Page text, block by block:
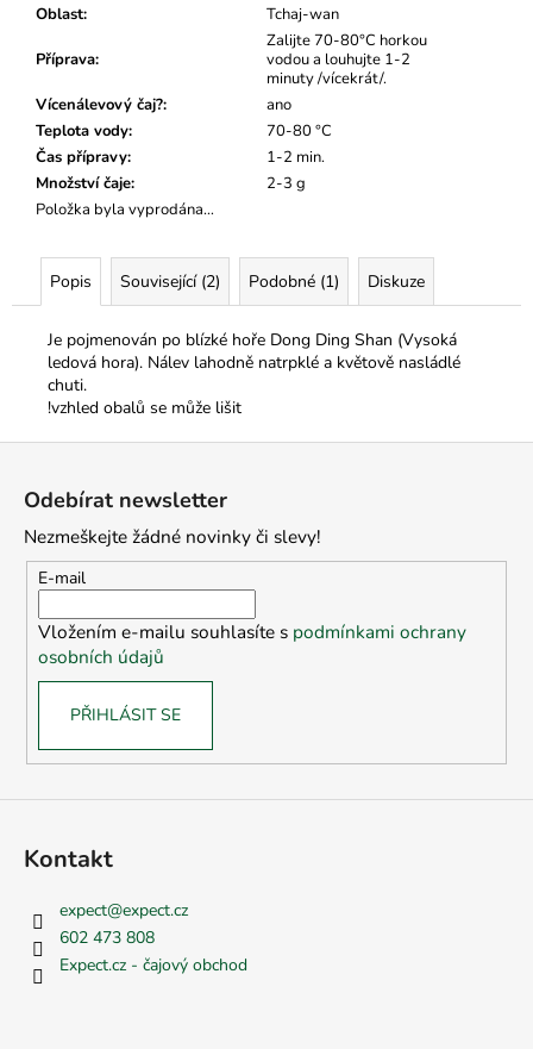
Oblast: Tchaj-wan
Příprava:
Zalijte 70-80°C horkou
vodou a louhujte 1-2
minuty /vícekrát/.
Vícenálevový čaj?:
ano
Teplota vody:
70-80 °C
Čas přípravy:
1-2 min.
Množství čaje:
2-3 g
Položka byla vyprodána…
Popis Související (2) Podobné (1) Diskuze
Je pojmenován po blízké hoře Dong Ding Shan (Vysoká
ledová hora). Nálev lahodně natrpklé a květově nasládlé
chuti.
!vzhled obalů se může lišit
Odebírat newsletter
Nezmeškejte žádné novinky či slevy!
E-mail
Vložením e-mailu souhlasíte s podmínkami ochrany
osobních údajů
PŘIHLÁSIT SE
Kontakt
expect@expect.cz
602 473 808
Expect.cz - čajový obchod